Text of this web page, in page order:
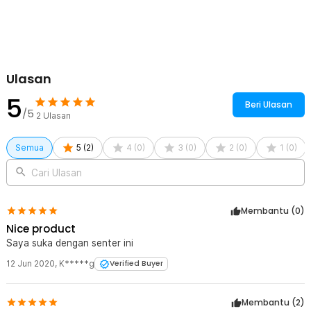
Ulasan
5/5 2 Ulasan
Beri Ulasan
Semua 5 (2) 4 (0) 3 (0) 2 (0) 1 (0)
Cari Ulasan
Membantu (0)
Nice product
Saya suka dengan senter ini
12 Jun 2020, K*****g Verified Buyer
Membantu (2)